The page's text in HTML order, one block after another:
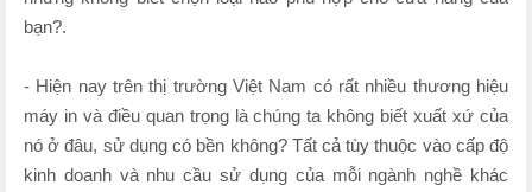
bạn?.
- Hiện nay trên thị trường Việt Nam có rất nhiều thương hiệu
máy in và điều quan trọng là chúng ta không biết xuất xứ của
nó ở đâu, sử dụng có bền không? Tất cả tùy thuộc vào cấp độ
kinh doanh và nhu cầu sử dụng của mỗi ngành nghề khác